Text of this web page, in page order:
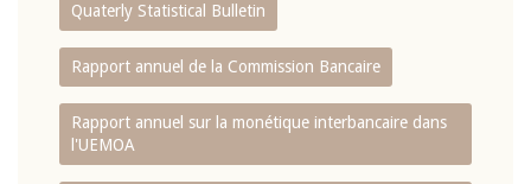
Quaterly Statistical Bulletin
Rapport annuel de la Commission Bancaire
Rapport annuel sur la monétique interbancaire dans
l'UEMOA